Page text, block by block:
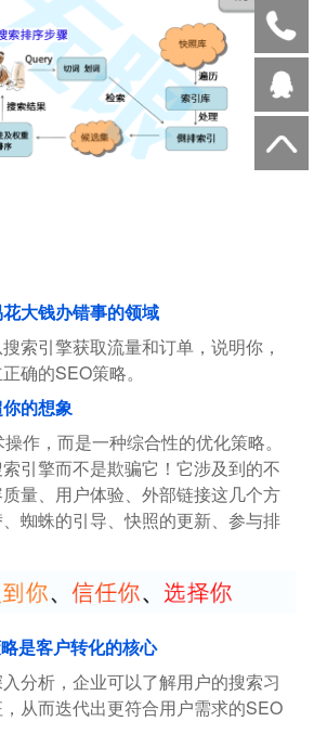
大钱办错事的领域
索引擎获取流量和订单，说明你，
确的SEO策略。
的想象
作，而是一种综合性的优化策略。
引擎而不是欺骗它！它涉及到的不
量、用户体验、外部链接这几个方
蜘蛛的引导、快照的更新、参与排
是客户转化的核心
分析，企业可以了解用户的搜索习
从而迭代出更符合用户需求的SEO